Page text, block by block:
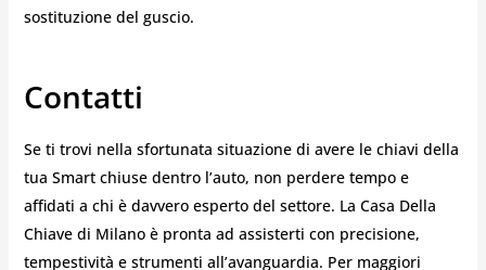
sostituzione del guscio.
Contatti
Se ti trovi nella sfortunata situazione di avere le chiavi della
tua Smart chiuse dentro l’auto, non perdere tempo e
affidati a chi è davvero esperto del settore. La Casa Della
Chiave di Milano è pronta ad assisterti con precisione,
tempestività e strumenti all’avanguardia. Per maggiori